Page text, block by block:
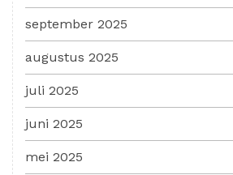
september 2025
augustus 2025
juli 2025
juni 2025
mei 2025